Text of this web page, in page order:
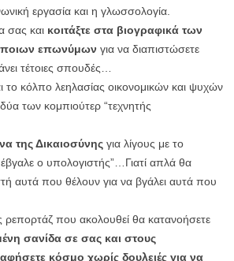
εργασία και η γλωσσολογία.
σας και κοιτάξτε στα βιογραφικά των
επωνύμων για να διαπιστώσετε
τέτοιες σπουδές…
το κόλπο λεηλασίας οικονομικών και ψυχών
των κομπιούτερ “τεχνητής
της Δικαιοσύνης για λίγους με το
ο υπολογιστής”…Γιατί απλά θα
αυτά που θέλουν για να βγάλει αυτά που
ρεπορτάζ που ακολουθεί θα κατανοήσετε
σανίδα σε σας και στους
κόσμο χωρίς δουλειές για να